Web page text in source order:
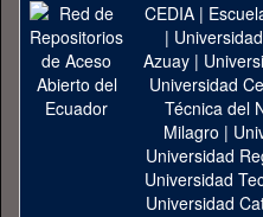
CEDIA|
|
Azuay|
Universidad
Técnica del
Milagro |
Universidad
Universidad
Universidad